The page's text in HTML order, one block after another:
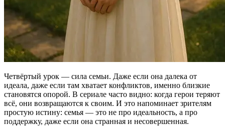
Четвёртый урок — сила семьи. Даже если она далека от
идеала, даже если там хватает конфликтов, именно близкие
становятся опорой. В сериале часто видно: когда герои теряют
всё, они возвращаются к своим. И это напоминает зрителям
простую истину: семья — это не про идеальность, а про
поддержку, даже если она странная и несовершенная.